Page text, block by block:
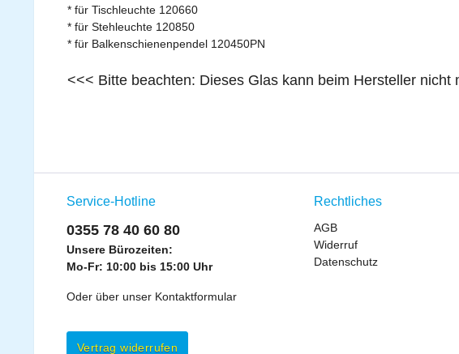
* für Tischleuchte 120660
* für Stehleuchte 120850
* für Balkenschienenpendel 120450PN
<<< Bitte beachten: Dieses Glas kann beim Hersteller
Service-Hotline
0355 78 40 60 80
Unsere Bürozeiten:
Mo-Fr: 10:00 bis 15:00 Uhr
Oder über unser Kontaktformular
Vertrag widerrufen
Rechtliches
AGB
Widerruf
Datenschutz